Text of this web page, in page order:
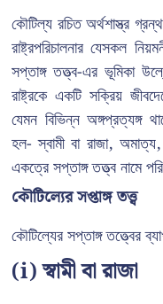
কৌটিল্য রচিত অর্থশাস্ত্র
রাষ্ট্রপরিচালনার যেসকল
সপ্তাঙ্গ তত্ত্ব-এর ভূমিকা
রাষ্ট্রকে একটি সক্রিয়
যেমন বিভিন্ন অঙ্গপ্রত্যঙ্গ
হল- স্বামী বা রাজা,
একত্রে সপ্তাঙ্গ তত্ত্ব নামে
কৌটিল্যের সপ্তাঙ্গ তত্ত্ব
কৌটিল্যের সপ্তাঙ্গ তত্ত্বের
(i) স্বামী বা রাজা